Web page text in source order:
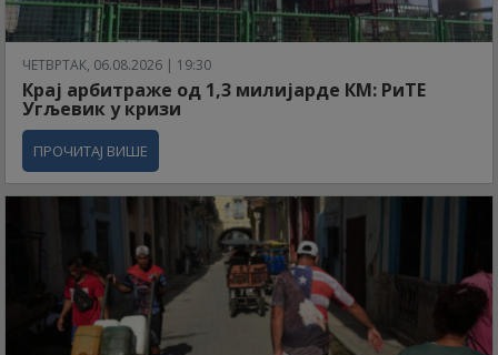
ЧЕТВРТАК, 06.08.2026 | 19:30
Крај арбитраже од 1,3 милијарде КМ: РиТЕ
Угљевик у кризи
ПРОЧИТАЈ ВИШЕ